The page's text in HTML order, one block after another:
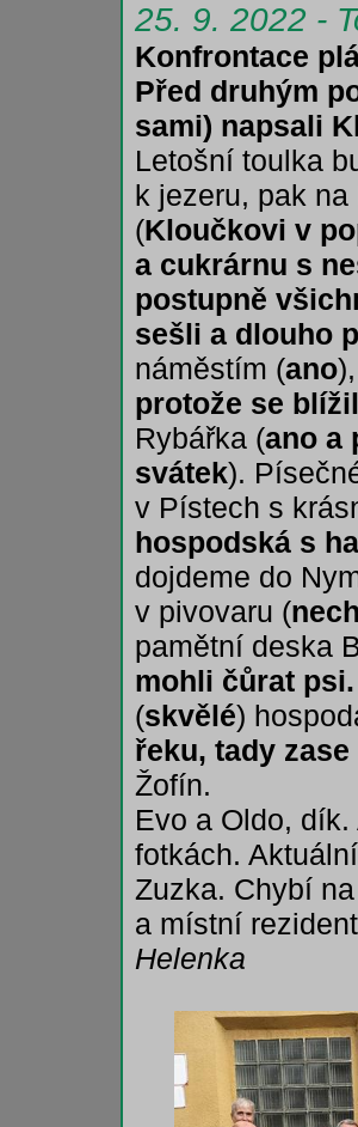
25. 9. 2022 -
Konfrontace
Před druhým
sami) napsali
Letošní toulka
k jezeru, pak
(Kloučkovi v
a cukrárnu s
postupně
sešli a dlouho
náměstím (ano
protože se
Rybářka (ano a
svátek).
v Pístech s
hospodská s
dojdeme do
v pivovaru (
pamětní deska
mohli čůrat
(skvělé)
řeku, tady
Žofín.
Evo a Oldo,
fotkách.
Zuzka. Chybí
a místní
Helenka